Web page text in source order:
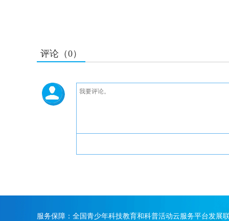
评论（0）
服务保障：全国青少年科技教育和科普活动云服务平台发展